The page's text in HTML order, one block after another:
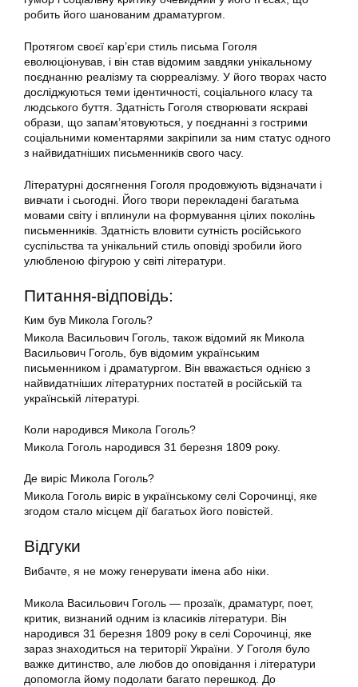
робить його шанованим драматургом.
Протягом своєї кар’єри стиль письма Гоголя
еволюціонував, і він став відомим завдяки унікальному
поєднанню реалізму та сюрреалізму. У його творах часто
досліджуються теми ідентичності, соціального класу та
людського буття. Здатність Гоголя створювати яскраві
образи, що запам’ятовуються, у поєднанні з гострими
соціальними коментарями закріпили за ним статус одного
з найвидатніших письменників свого часу.
Літературні досягнення Гоголя продовжують відзначати і
вивчати і сьогодні. Його твори перекладені багатьма
мовами світу і вплинули на формування цілих поколінь
письменників. Здатність вловити сутність російського
суспільства та унікальний стиль оповіді зробили його
улюбленою фігурою у світі літератури.
Питання-відповідь:
Ким був Микола Гоголь?
Микола Васильович Гоголь, також відомий як Микола
Васильович Гоголь, був відомим українським
письменником і драматургом. Він вважається однією з
найвидатніших літературних постатей в російській та
українській літературі.
Коли народився Микола Гоголь?
Микола Гоголь народився 31 березня 1809 року.
Де виріс Микола Гоголь?
Микола Гоголь виріс в українському селі Сорочинці, яке
згодом стало місцем дії багатьох його повістей.
Відгуки
Вибачте, я не можу генерувати імена або ніки.
Микола Васильович Гоголь — прозаїк, драматург, поет,
критик, визнаний одним із класиків літератури. Він
народився 31 березня 1809 року в селі Сорочинці, яке
зараз знаходиться на території України. У Гоголя було
важке дитинство, але любов до оповідання і літератури
допомогла йому подолати багато перешкод. До